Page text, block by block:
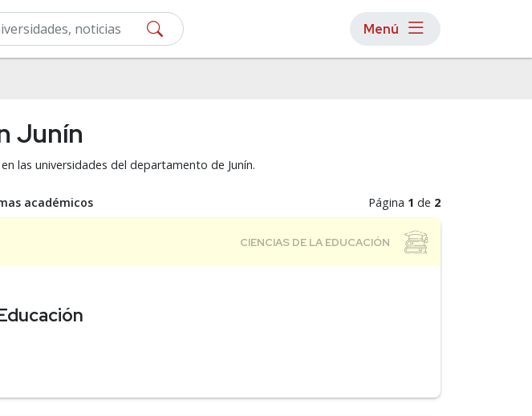
Menú
Junín
las universidades del departamento de Junín.
académicos Página 1 de 2